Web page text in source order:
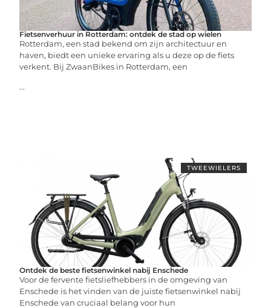
Fietsenverhuur in Rotterdam: ontdek de stad op wielen
Rotterdam, een stad bekend om zijn architectuur en
haven, biedt een unieke ervaring als u deze op de fiets
verkent. Bij ZwaanBikes in Rotterdam, een
...
TWEEWIELERS
Ontdek de beste fietsenwinkel nabij Enschede
Voor de fervente fietsliefhebbers in de omgeving van
Enschede is het vinden van de juiste fietsenwinkel nabij
Enschede van cruciaal belang voor hun